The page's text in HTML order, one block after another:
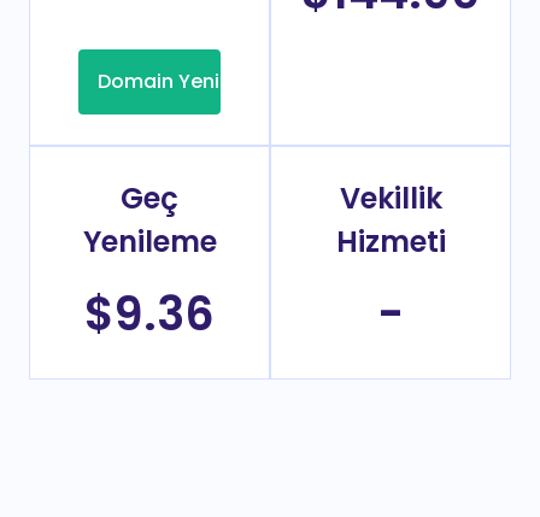
Domain Yenileme
Geç
Yenileme
$9.36
Vekillik
Hizmeti
-